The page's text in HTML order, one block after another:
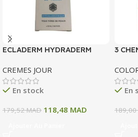
ECLADERM HYDRADERM
INTENSE 72H 50 ML
CREMES JOUR
En stock
179,52MAD 118,48 MAD
3
10 A
135
En
189,00